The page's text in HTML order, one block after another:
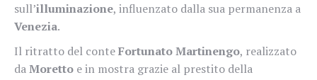
sull’illuminazione, influenzato dalla sua permanenza a
Venezia.
Il ritratto del conteFortunato Martinengo, realizzato
daMoretto e in mostra grazie al prestito della